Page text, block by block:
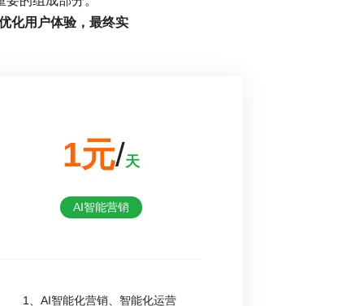
化用户体验，最终实
1元/天
AI智能营销
1、AI智能化营销、智能化运营